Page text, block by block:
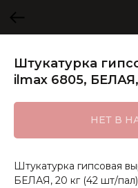
Штукатурка
ilmax 6805,
НЕТ В
Штукатурка гипсовая
БЕЛАЯ, 20 кг (42 шт/пал)